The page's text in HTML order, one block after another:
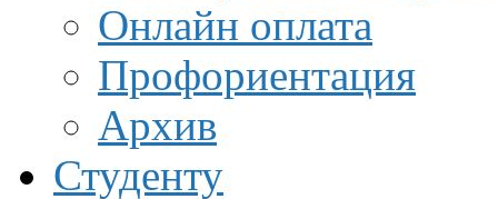
Онлайн оплата
Профориентация
Архив
Студенту